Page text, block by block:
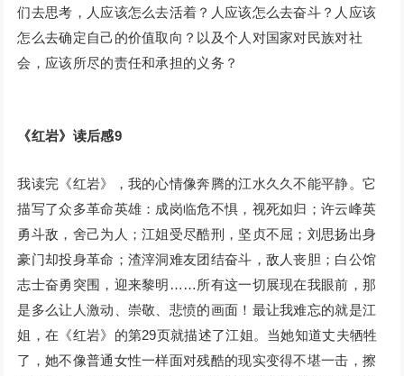
们去思考，人应该怎么去活着？人应该怎么去奋斗？人应该
怎么去确定自己的价值取向？以及个人对国家对民族对社
会，应该所尽的责任和承担的义务？
《红岩》读后感9
我读完《红岩》，我的心情像奔腾的江水久久不能平静。它
描写了众多革命英雄：成岗临危不惧，视死如归；许云峰英
勇斗敌，舍己为人；江姐受尽酷刑，坚贞不屈；刘思扬出身
豪门却投身革命；渣滓洞难友团结奋斗，敌人丧胆；白公馆
志士奋勇突围，迎来黎明……所有这一切展现在我眼前，那
是多么让人激动、崇敬、悲愤的画面！最让我难忘的就是江
姐，在《红岩》的第29页就描述了江姐。当她知道丈夫牺牲
了，她不像普通女性一样面对残酷的现实变得不堪一击，擦